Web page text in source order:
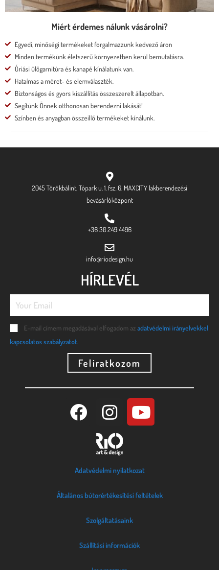
Miért érdemes nálunk vásárolni?
Egyedi, minőségi termékeket forgalmazzunk kedvező áron
Minden termékünk életszerű környezetben kerül bemutatásra.
Óriási ülőgarnitúra és kanapé kínálatunk van.
Hatalmas a méret- és elemválaszték.
Biztonságos és gyors kiszállítás összeszerelt állapotban.
Segítünk Önnek otthonosan berendezni lakását!
Színben és anyagban összeillő termékeket kínálunk.
2045 Törökbálint, Tópark u. 1. fsz. 6. MAXCITY lakberendezési
bevásárlóközpont
+36 30 249 4496
info@riodesign.hu
HÍRLEVÉL
E-mail címem megadásával elfogadom az adatvédelmi irányelvekkel
kapcsolatos szabályzatot.
Feliratkozom
Adatvédelmi nyilatkozat
Általános bútorértékesítési feltételek
Szolgáltatásaink
Szállítási információk